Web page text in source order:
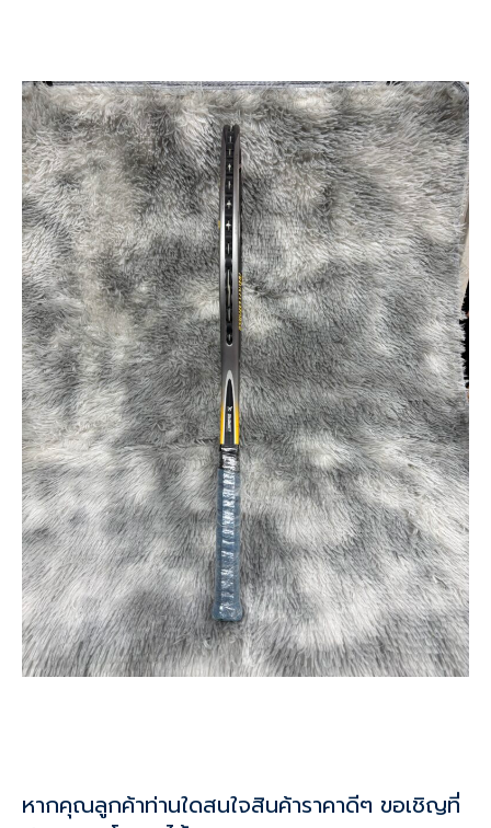
หากคุณลูกค้าท่านใดสนใจสินค้าราคาดีๆ ขอเชิญที่